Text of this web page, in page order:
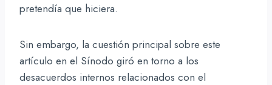
pretendía que hiciera.
Sin embargo, la cuestión principal sobre este
artículo en el Sínodo giró en torno a los
desacuerdos internos relacionados con el